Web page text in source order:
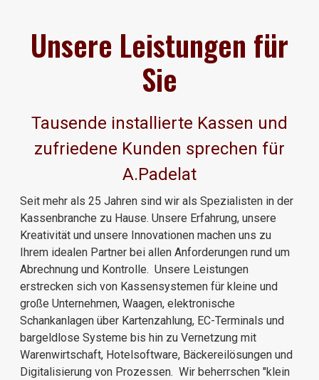
Unsere Leistungen für
Sie
Tausende installierte Kassen und
zufriedene Kunden sprechen für
A.Padelat
Seit mehr als 25 Jahren sind wir als Spezialisten in der
Kassenbranche zu Hause. Unsere Erfahrung, unsere
Kreativität und unsere Innovationen machen uns zu
Ihrem idealen Partner bei allen Anforderungen rund um
Abrechnung und Kontrolle. Unsere Leistungen
erstrecken sich von Kassensystemen für kleine und
große Unternehmen, Waagen, elektronische
Schankanlagen über Kartenzahlung, EC-Terminals und
bargeldlose Systeme bis hin zu Vernetzung mit
Warenwirtschaft, Hotelsoftware, Bäckereilösungen und
Digitalisierung von Prozessen. Wir beherrschen "klein